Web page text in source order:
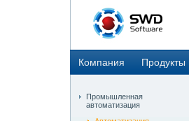
Компания Продукты
Промышленная
автоматизация